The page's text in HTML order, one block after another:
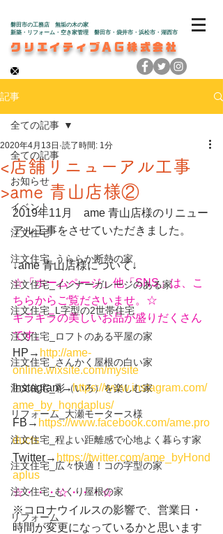
クリエイティブAG株式会社
磐田市の工務店 無垢の木の家
新築・リフォーム・空き家管理 磐田市・袋井市・浜松市・湖西市
記事
全ての記事
お知らせ
イベント
注文住宅
注文住宅_うららか断熱の家
注文住宅_インナーガレージのある家
注文住宅_L字型の2世帯住宅
注文住宅_ロフトのある平屋の家
注文住宅_さんかく屋根の白い家
注文住宅_彩（いろ）を楽しむ家
リフォーム_大瀬モータース様
注文住宅_程よい距離感で心地よく暮らす家
注文住宅_広々快適！コの字型の家
注文住宅_むくり屋根の家
リフォーム
全ての記事
<店舗リニューアル工事
>ame 青山店様②
2020年4月13日 読了時間: 1分
2019年11月　ame 青山店様のリニュー
アル工事をさせていただきました。
↓ame 青山店様について↓
☆「ホームページ」他「SNS」は、こ
ちらからご覧ださいませ。☆
キラキラの美しいお品が盛りだくさん
です。
HP→ http://ame-
online.wixsite.com/mysite
Instagram→https://www.instagram.com/
ame_by_hondaplus/
FB→ https://www.facebook.com/ame.pro
ducts
Twitter→ https://twitter.com/ame_byHond
aplus
☆・・・☆・・・☆
※コロナウイルスの影響で、営業日・
時間が変更になっているかと思います